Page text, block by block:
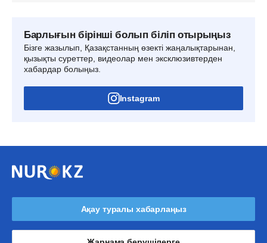
Барлығын бірінші болып біліп отырыңыз
Бізге жазылып, Қазақстанның өзекті жаңалықтарынан,
қызықты суреттер, видеолар мен эксклюзивтерден
хабардар болыңыз.
Instagram
Ақау туралы хабарлаңыз